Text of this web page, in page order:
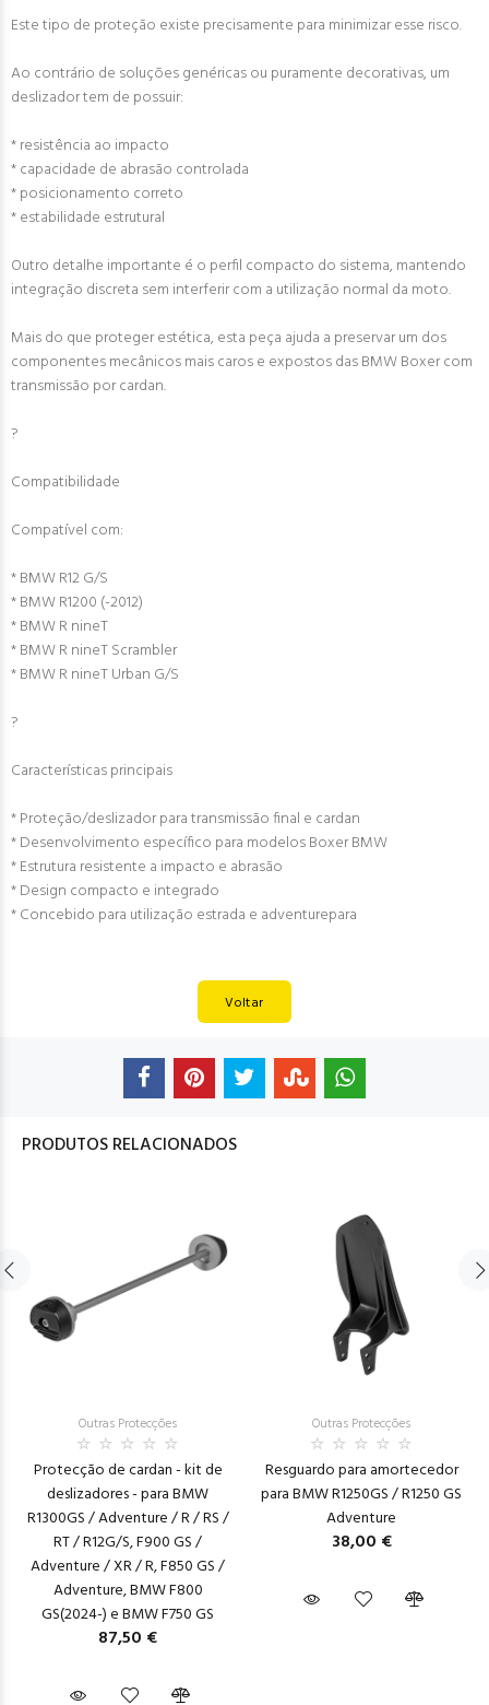
Este tipo de proteção existe precisamente para minimizar esse risco.
Ao contrário de soluções genéricas ou puramente decorativas, um
deslizador tem de possuir:
* resistência ao impacto
* capacidade de abrasão controlada
* posicionamento correto
* estabilidade estrutural
Outro detalhe importante é o perfil compacto do sistema, mantendo
integração discreta sem interferir com a utilização normal da moto.
Mais do que proteger estética, esta peça ajuda a preservar um dos
componentes mecânicos mais caros e expostos das BMW Boxer com
transmissão por cardan.
?
Compatibilidade
Compatível com:
* BMW R12 G/S
* BMW R1200 (-2012)
* BMW R nineT
* BMW R nineT Scrambler
* BMW R nineT Urban G/S
?
Características principais
* Proteção/deslizador para transmissão final e cardan
* Desenvolvimento específico para modelos Boxer BMW
* Estrutura resistente a impacto e abrasão
* Design compacto e integrado
* Concebido para utilização estrada e adventurepara
Voltar
PRODUTOS RELACIONADOS
Outras Protecções
Protecção de cardan - kit de
deslizadores - para BMW
R1300GS / Adventure / R / RS /
RT / R12G/S, F900 GS /
Adventure / XR / R, F850 GS /
Adventure, BMW F800
GS(2024-) e BMW F750 GS
87,50 €
Outras Protecções
Resguardo para amortecedor
para BMW R1250GS / R1250 GS
Adventure
38,00 €